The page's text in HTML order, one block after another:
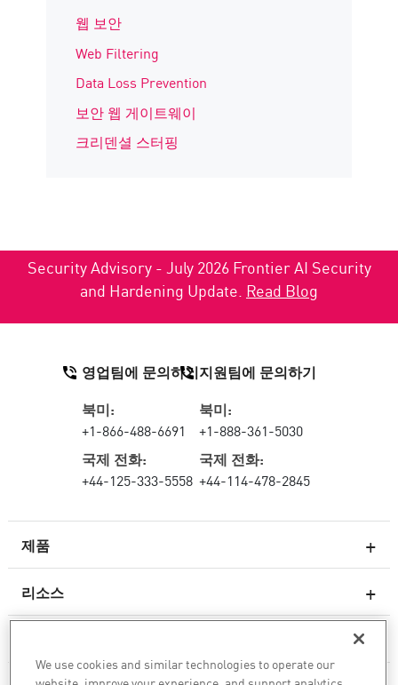
웹 보안
Web Filtering
Data Loss Prevention
보안 웹 게이트웨이
크리덴셜 스터핑
Security Advisory - July 2026 Frontier AI Security
and Hardening Update. Read Blog
제품
차세대 방화벽
리소스
영업팀에 문의하기
북미:
+1-866-488-6691
국제 전화:
+44-125-333-5558
지원팀에 문의하기
북미:
+1-888-361-5030
국제 전화:
+44-114-478-2845
We use cookies and similar technologies to operate our